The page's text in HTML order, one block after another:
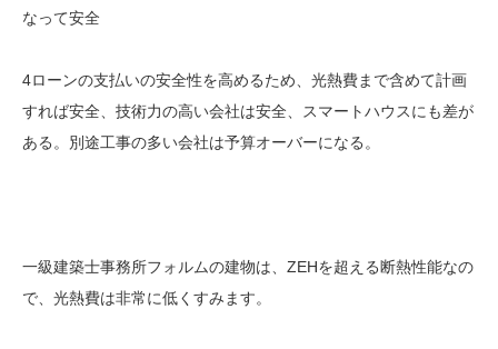
なって安全
4ローンの支払いの安全性を高めるため、光熱費まで含めて計画
すれば安全、技術力の高い会社は安全、スマートハウスにも差が
ある。別途工事の多い会社は予算オーバーになる。
一級建築士事務所フォルムの建物は、ZEHを超える断熱性能なの
で、光熱費は非常に低くすみます。